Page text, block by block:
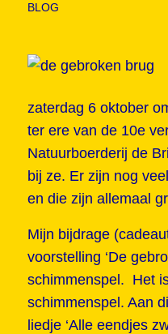
BLOG
zaterdag 6 oktober
ter ere van de 10e
Natuurboerderij de
bij ze. Er zijn nog
en die zijn allemaal
Mijn bijdrage
voorstelling ‘De
schimmenspel. Het
schimmenspel. Aan
liedje ‘Alle eendjes